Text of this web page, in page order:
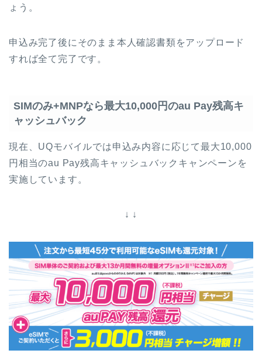
ょう。
申込み完了後にそのまま本人確認書類をアップロード
すれば全て完了です。
SIMのみ+MNPなら最大10,000円のau Pay残高キ
ャッシュバック
現在、UQモバイルでは申込み内容に応じて最大10,000
円相当のau Pay残高キャッシュバックキャンペーンを
実施しています。
↓ ↓